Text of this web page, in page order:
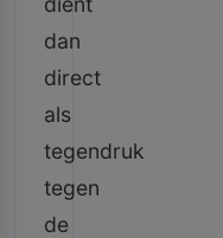
dan
direct
als
tegendruk
tegen
de